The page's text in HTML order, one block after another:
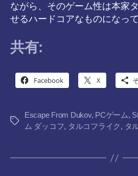
ながら、そのゲーム性は本家
せるハードコアなものになっ
共有:
Facebook X
タ
Escape From Dukov, PCゲーム,
ム ダッコフ, タルコフライク , タ